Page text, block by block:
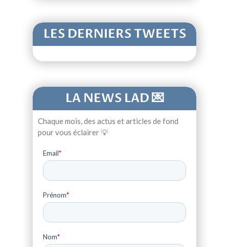
LES DERNIERS TWEETS
LA NEWS LAD 💌
Chaque mois, des actus et articles de fond
pour vous éclairer 💡